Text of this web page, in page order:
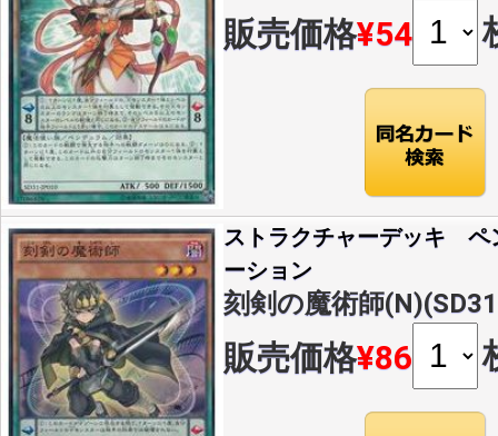
販売価格¥54
ストラクチャーデッキ ペ
ーション
刻剣の魔術師
販売価格¥86